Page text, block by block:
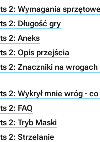
2: Wymagania
2: Długość gry
2: Aneks
2: Opis przejścia
2: Znaczniki na wrogach
2: Wykrył mnie wróg -
2: FAQ
2: Tryb Maski
2: Strzelanie